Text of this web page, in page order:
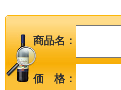
商品名：
価 格：